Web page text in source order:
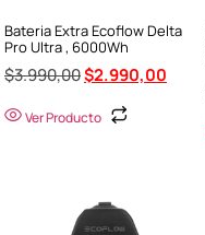
Bateria Extra Ecoflow Delta
Pro Ultra , 6000Wh
$3.990,00$2.990,00
Ver Producto